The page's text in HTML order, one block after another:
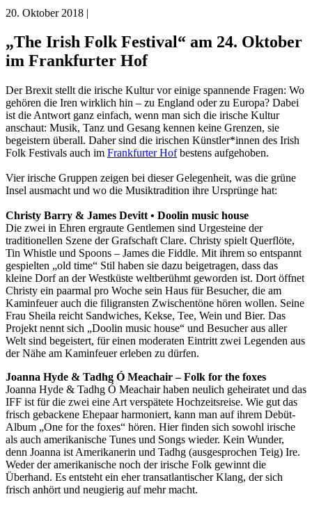
20. Oktober 2018 |
„The Irish Folk Festival“ am 24. Oktober
im Frankfurter Hof
Der Brexit stellt die irische Kultur vor einige spannende Fragen: Wo
gehören die Iren wirklich hin – zu England oder zu Europa? Dabei
ist die Antwort ganz einfach, wenn man sich die irische Kultur
anschaut: Musik, Tanz und Gesang kennen keine Grenzen, sie
begeistern überall. Daher sind die irischen Künstler*innen des Irish
Folk Festivals auch im Frankfurter Hofbestens aufgehoben.
Vier irische Gruppen zeigen bei dieser Gelegenheit, was die grüne
Insel ausmacht und wo die Musiktradition ihre Ursprünge hat:
Christy Barry & James Devitt • Doolin music house
Die zwei in Ehren ergraute Gentlemen sind Urgesteine der
traditionellen Szene der Grafschaft Clare. Christy spielt Querflöte,
Tin Whistle und Spoons – James die Fiddle. Mit ihrem so entspannt
gespielten „old time“ Stil haben sie dazu beigetragen, dass das
kleine Dorf an der Westküste weltberühmt geworden ist. Dort öffnet
Christy ein paarmal pro Woche sein Haus für Besucher, die am
Kaminfeuer auch die filigransten Zwischentöne hören wollen. Seine
Frau Sheila reicht Sandwiches, Kekse, Tee, Wein und Bier. Das
Projekt nennt sich „Doolin music house“ und Besucher aus aller
Welt sind begeistert, für einen moderaten Eintritt zwei Legenden aus
der Nähe am Kaminfeuer erleben zu dürfen.
Joanna Hyde & Tadhg Ó Meachair – Folk for the foxes
Joanna Hyde & Tadhg Ó Meachair haben neulich geheiratet und das
IFF ist für die zwei eine Art verspätete Hochzeitsreise. Wie gut das
frisch gebackene Ehepaar harmoniert, kann man auf ihrem Debüt-
Album „One for the foxes“ hören. Hier finden sich sowohl irische
als auch amerikanische Tunes und Songs wieder. Kein Wunder,
denn Joanna ist Amerikanerin und Tadhg (ausgesprochen Teig) Ire.
Weder der amerikanische noch der irische Folk gewinnt die
Überhand. Es entsteht ein eher transatlantischer Klang, der sich
frisch anhört und neugierig auf mehr macht.